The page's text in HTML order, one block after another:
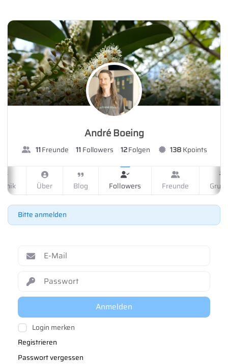
Skip to main content
André Boeing
11Freunde 11Followers 12Folgen 138Kpoints
Über Blog Followers Freunde
Bitte anmelden
Anmelden
Login merken
Registrieren
Passwort vergessen